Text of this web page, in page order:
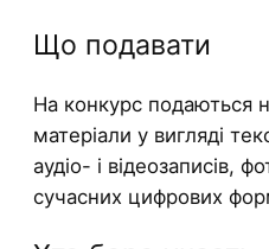
Що подавати
На конкурс подаються
матеріали у вигляді
аудіо- і відеозаписів,
сучасних цифрових